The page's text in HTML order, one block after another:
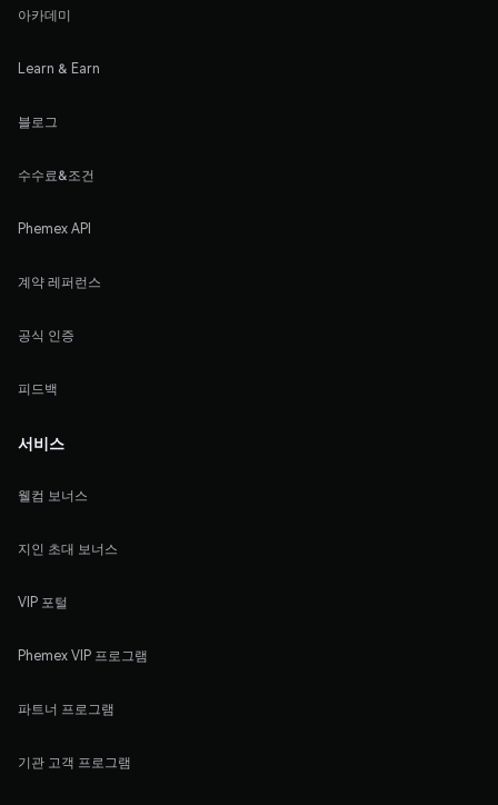
아카데미
Learn & Earn
블로그
수수료&조건
Phemex API
계약 레퍼런스
공식 인증
피드백
서비스
웰컴 보너스
지인 초대 보너스
VIP 포털
Phemex VIP 프로그램
파트너 프로그램
기관 고객 프로그램